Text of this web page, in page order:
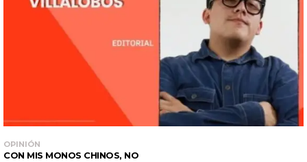
OPINIÓN
CON MIS MONOS CHINOS, NO